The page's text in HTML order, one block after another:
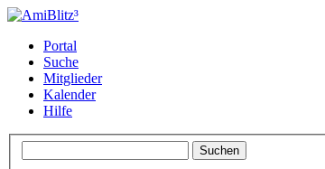
Portal
Suche
Mitglieder
Kalender
Hilfe